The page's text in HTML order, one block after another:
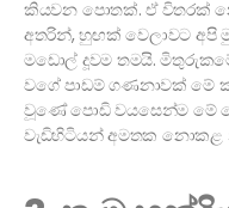
කියවන පොතක්. ඒ විතරක්
අතරින්, හුඟක් වෙලාවට
මඩොල් දූවම තමයි.
වගේ පාඩම් ගණනාවක් මේ
වූණේ පොඩි වයසෙන්ම මේ
වැඩිහිටියන් අමතක නොකළ